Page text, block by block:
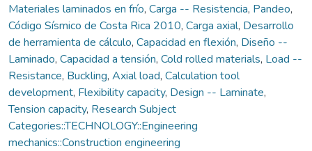
Materiales laminados en frío, Carga -- Resistencia, Pandeo,
Código Sísmico de Costa Rica 2010, Carga axial, Desarrollo
de herramienta de cálculo, Capacidad en flexión, Diseño --
Laminado, Capacidad a tensión, Cold rolled materials, Load --
Resistance, Buckling, Axial load, Calculation tool
development, Flexibility capacity, Design -- Laminate,
Tension capacity, Research Subject
Categories::TECHNOLOGY::Engineering
mechanics::Construction engineering